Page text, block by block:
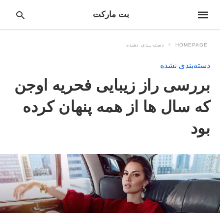
بت مارکت
HOMEPAGE دسته‌بندی نشده
دسته‌بندی نشده
بررسی راز زیبایی فحریه اوجن
که سال ها از همه پنهان کرده
بود